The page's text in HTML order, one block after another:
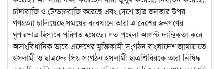
চাঁদাবাজি ও টেন্ডারবাজি করেছে এবং দেশে ছাত্র জনতার উপর
গণহত্যা চালিয়েছে সময়ের ব্যবধানে তারা এ দেশের জনগণের
ঘৃণারপাত্র হিসাবে পরিণত হয়েছে। গত পহেলা আগস্ট দাম্ভিকতা করে
অসাংবিধানিক ভাবে এদেশের মুক্তিকামী সংগঠন বাংলাদেশ জামায়াতে
ইসলামী ও ছাত্রদের প্রিয় সংগঠন ইসলামী ছাত্রশিবিরকে তারা নিষিদ্ধ